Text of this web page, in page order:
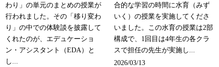
わり」の単元のまとめの授業が
行われました。その「移り変わ
り」の中での体験談を披露して
くれたのが、エデュケーショ
ン・アシスタント（EDA）と
し...
合的な学習の時間に水育（みず
いく）の授業を実施してくださ
いました。この水育の授業は2部
構成で、1回目は4年生の各クラ
スで担任の先生が実施し...
2026/03/13